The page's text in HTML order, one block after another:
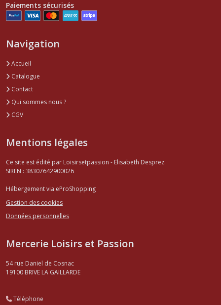
Paiements sécurisés
Navigation
Accueil
Catalogue
Contact
Qui sommes nous ?
CGV
Mentions légales
Ce site est édité par Loisirsetpassion - Elisabeth Desprez.
SIREN : 38307642900026
Hébergement via eProShopping
Gestion des cookies
Données personnelles
Mercerie Loisirs et Passion
54 rue Daniel de Cosnac
19100 BRIVE LA GAILLARDE
Téléphone